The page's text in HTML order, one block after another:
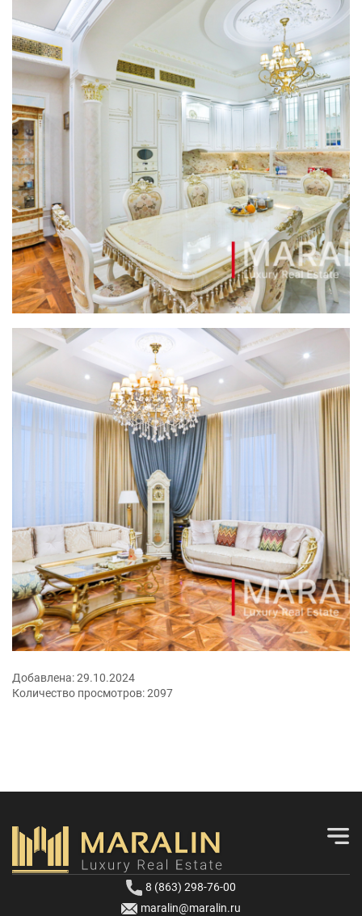
Добавлена:29.10.2024
Количество просмотров:2097
8 (863) 298-76-00
maralin@maralin.ru